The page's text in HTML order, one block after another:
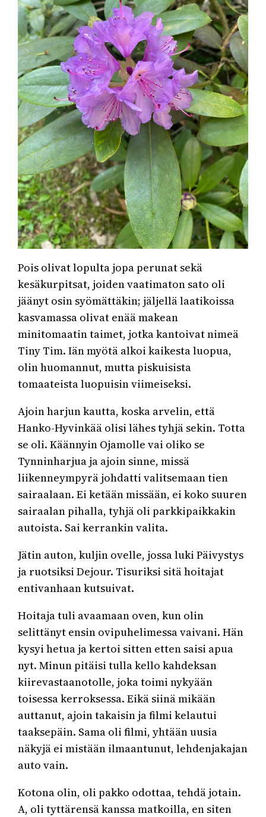
Pois olivat lopulta jopa perunat sekä
kesäkurpitsat, joiden vaatimaton sato oli
jäänyt osin syömättäkin; jäljellä laatikoissa
kasvamassa olivat enää makean
minitomaatin taimet, jotka kantoivat nimeä
Tiny Tim. Iän myötä alkoi kaikesta luopua,
olin huomannut, mutta piskuisista
tomaateista luopuisin viimeiseksi.
Ajoin harjun kautta, koska arvelin, että
Hanko-Hyvinkää olisi lähes tyhjä sekin. Totta
se oli. Käännyin Ojamolle vai oliko se
Tynninharjua ja ajoin sinne, missä
liikenneympyrä johdatti valitsemaan tien
sairaalaan. Ei ketään missään, ei koko suuren
sairaalan pihalla, tyhjä oli parkkipaikkakin
autoista. Sai kerrankin valita.
Jätin auton, kuljin ovelle, jossa luki Päivystys
ja ruotsiksi Dejour. Tisuriksi sitä hoitajat
entivanhaan kutsuivat.
Hoitaja tuli avaamaan oven, kun olin
selittänyt ensin ovipuhelimessa vaivani. Hän
kysyi hetua ja kertoi sitten etten saisi apua
nyt. Minun pitäisi tulla kello kahdeksan
kiirevastaanotolle, joka toimi nykyään
toisessa kerroksessa. Eikä siinä mikään
auttanut, ajoin takaisin ja filmi kelautui
taaksepäin. Sama oli filmi, yhtään uusia
näkyjä ei mistään ilmaantunut, lehdenjakajan
auto vain.
Kotona olin, oli pakko odottaa, tehdä jotain.
A, oli tyttärensä kanssa matkoilla, en siten